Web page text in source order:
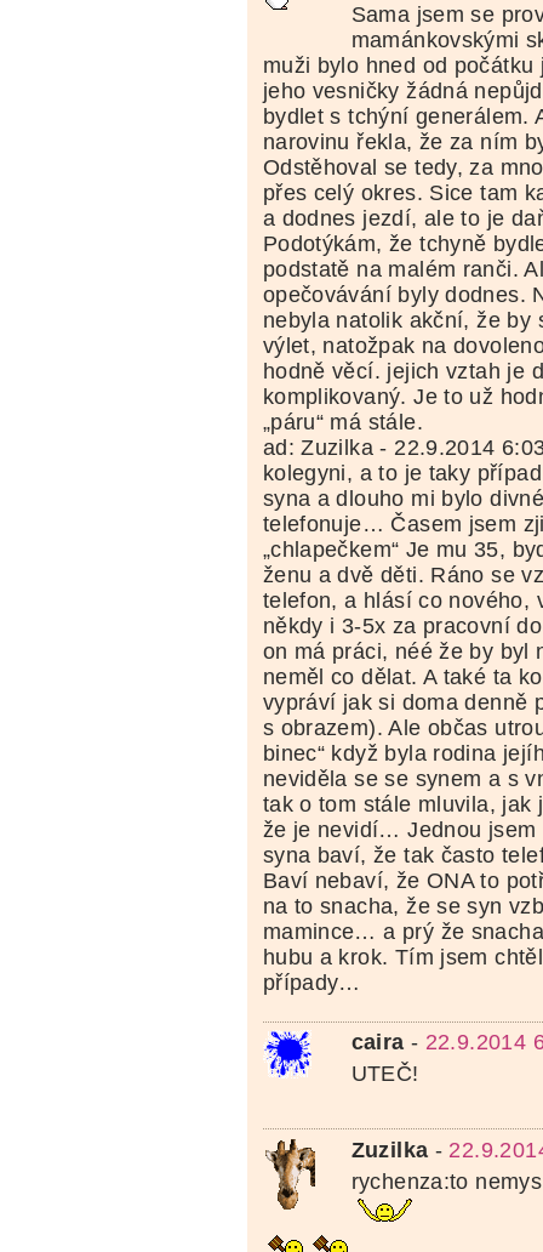
Sama jsem se
mamánkovskými
muži bylo hned od
jeho vesničky žádná
bydlet s tchýní generálem.
narovinu řekla, že za ním
Odstěhoval se tedy, za
přes celý okres. Sice tam
a dodnes jezdí, ale to je
Podotýkám, že tchyně
podstatě na malém ranči.
opečovávání byly dodnes.
nebyla natolik akční, že by
výlet, natožpak na
hodně věcí. jejich vztah je
komplikovaný. Je to už
„páru“ má stále.
ad: Zuzilka - 22.9.2014
kolegyni, a to je taky
syna a dlouho mi bylo
telefonuje… Časem jsem
„chlapečkem“ Je mu 35,
ženu a dvě děti. Ráno se
telefon, a hlásí co nového,
někdy i 3-5x za pracovní
on má práci, néé že by byl
neměl co dělat. A také ta
vypráví jak si doma denně
s obrazem). Ale občas
binec“ když byla rodina
neviděla se se synem a s
tak o tom stále mluvila, jak
že je nevidí… Jednou jsem
syna baví, že tak často
Baví nebaví, že ONA to
na to snacha, že se syn
mamince… a prý že
hubu a krok. Tím jsem
případy…
caira - 22.9.2014
UTEČ!
Zuzilka -
rychenza:to